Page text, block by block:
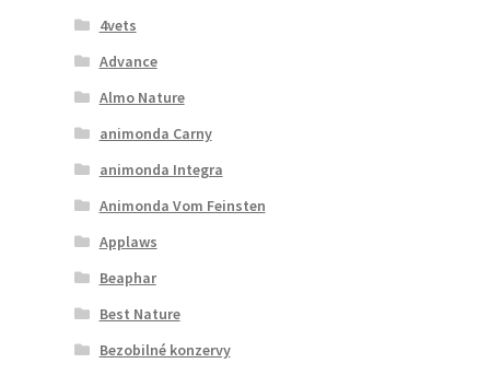
4vets
Advance
Almo Nature
animonda Carny
animonda Integra
Animonda Vom Feinsten
Applaws
Beaphar
Best Nature
Bezobilné konzervy